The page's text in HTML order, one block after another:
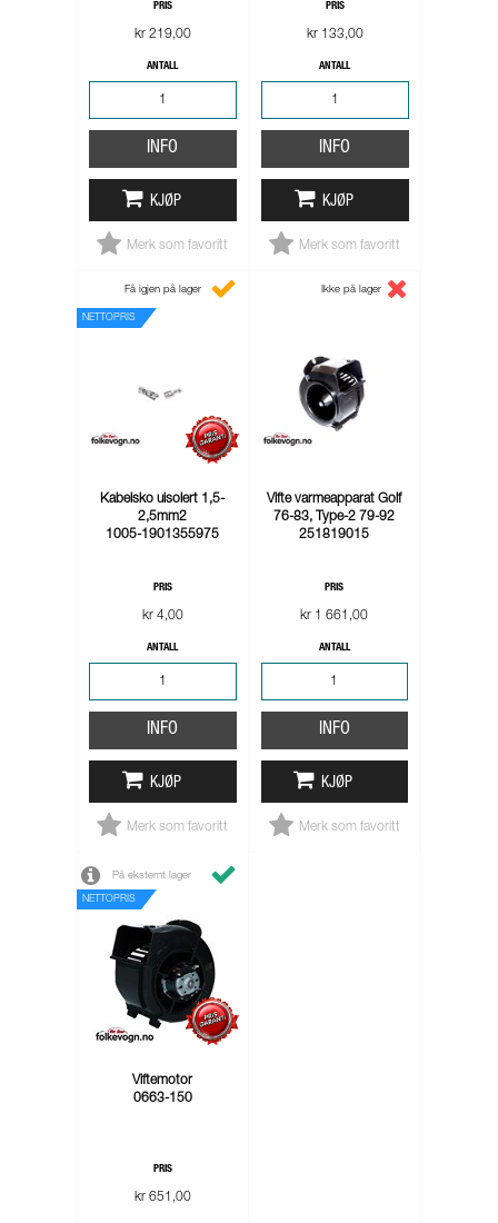
PRIS
kr 219,00
ANTALL
INFO
KJØP
Merk som favoritt
PRIS
kr 133,00
ANTALL
INFO
KJØP
Merk som favoritt
NETTOPRIS
Få igjen på lager
Kabelsko uisolert 1,5-
2,5mm2
1005-1901355975
PRIS
kr 4,00
ANTALL
INFO
KJØP
Merk som favoritt
Ikke på lager
Vifte varmeapparat Golf
76-83, Type-2 79-92
251819015
PRIS
kr 1 661,00
ANTALL
INFO
KJØP
Merk som favoritt
NETTOPRIS
På eksternt lager
Viftemotor
0663-150
PRIS
kr 651,00